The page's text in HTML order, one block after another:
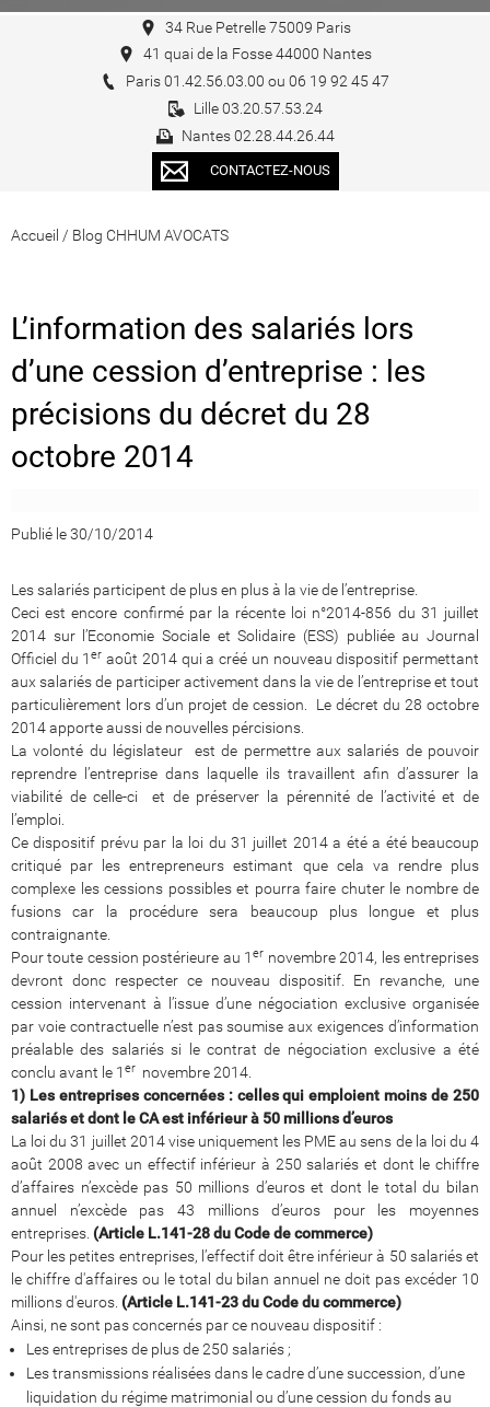
34 Rue Petrelle 75009 Paris
41 quai de la Fosse 44000 Nantes
Paris 01.42.56.03.00 ou 06 19 92 45 47
Lille 03.20.57.53.24
Nantes 02.28.44.26.44
CONTACTEZ-NOUS
Accueil / Blog CHHUM AVOCATS
L’information des salariés lors
d’une cession d’entreprise : les
précisions du décret du 28
octobre 2014
Publié le 30/10/2014
Les salariés participent de plus en plus à la vie de l’entreprise.
Ceci est encore confirmé par la récente loi n°2014-856 du 31 juillet
2014 sur l’Economie Sociale et Solidaire (ESS) publiée au Journal
Officiel du 1er août 2014 qui a créé un nouveau dispositif permettant
aux salariés de participer activement dans la vie de l’entreprise et tout
particulièrement lors d’un projet de cession. Le décret du 28 octobre
2014 apporte aussi de nouvelles pércisions.
La volonté du législateur est de permettre aux salariés de pouvoir
reprendre l’entreprise dans laquelle ils travaillent afin d’assurer la
viabilité de celle-ci et de préserver la pérennité de l’activité et de
l’emploi.
Ce dispositif prévu par la loi du 31 juillet 2014 a été a été beaucoup
critiqué par les entrepreneurs estimant que cela va rendre plus
complexe les cessions possibles et pourra faire chuter le nombre de
fusions car la procédure sera beaucoup plus longue et plus
contraignante.
Pour toute cession postérieure au 1er novembre 2014, les entreprises
devront donc respecter ce nouveau dispositif. En revanche, une
cession intervenant à l’issue d’une négociation exclusive organisée
par voie contractuelle n’est pas soumise aux exigences d’information
préalable des salariés si le contrat de négociation exclusive a été
conclu avant le 1 er novembre 2014.
1) Les entreprises concernées : celles qui emploient moins de 250
salariés et dont le CA est inférieur à 50 millions d’euros
La loi du 31 juillet 2014 vise uniquement les PME au sens de la loi du 4
août 2008 avec un effectif inférieur à 250 salariés et dont le chiffre
d’affaires n’excède pas 50 millions d’euros et dont le total du bilan
annuel n’excède pas 43 millions d’euros pour les moyennes
entreprises. (Article L.141-28 du Code de commerce)
Pour les petites entreprises, l’effectif doit être inférieur à 50 salariés et
le chiffre d'affaires ou le total du bilan annuel ne doit pas excéder 10
millions d'euros. (Article L.141-23 du Code du commerce)
Ainsi, ne sont pas concernés par ce nouveau dispositif :
Les entreprises de plus de 250 salariés ;
Les transmissions réalisées dans le cadre d’une succession, d’une
liquidation du régime matrimonial ou d’une cession du fonds au